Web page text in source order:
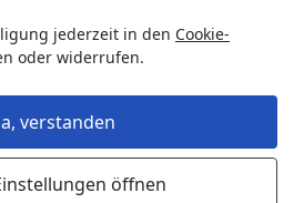
jederzeit in den Cookie-
oder widerrufen.
verstanden
öffnen